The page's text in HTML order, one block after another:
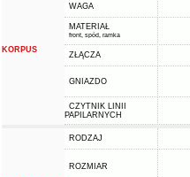
KORPUS
WAGA
MATERIAŁ
front, spód, ramka
ZŁĄCZA
GNIAZDO
CZYTNIK LINII
PAPILARNYCH
RODZAJ
ROZMIAR